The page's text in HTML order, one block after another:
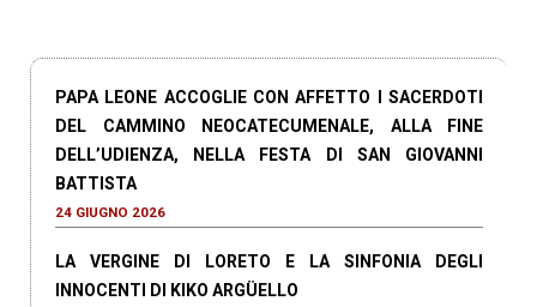
PAPA LEONE ACCOGLIE CON AFFETTO I SACERDOTI
DEL CAMMINO NEOCATECUMENALE, ALLA FINE
DELL’UDIENZA, NELLA FESTA DI SAN GIOVANNI
BATTISTA
24 GIUGNO 2026
LA VERGINE DI LORETO E LA SINFONIA DEGLI
INNOCENTI DI KIKO ARGÜELLO